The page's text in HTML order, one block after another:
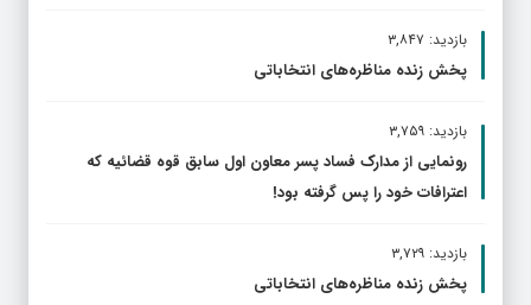
بازدید: ۳,۸۴۷
پخش زنده مناظره‌های انتخاباتی
بازدید: ۳,۷۵۹
رونمایی از مدارک فساد پسر معاون اول سابق قوه قضائیه که
اعترافات خود را پس گرفته بود!
بازدید: ۳,۷۲۹
پخش زنده مناظره‌های انتخاباتی